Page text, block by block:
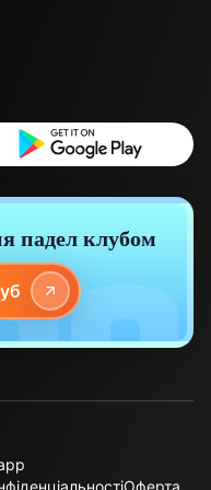
падел клубом
Оферта